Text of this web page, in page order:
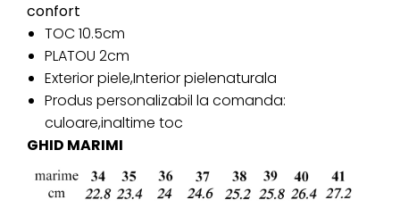
confort
TOC 10.5cm
PLATOU 2cm
Exterior piele,Interior pielenaturala
Produs personalizabil la comanda:
culoare,inaltime toc
GHID MARIMI